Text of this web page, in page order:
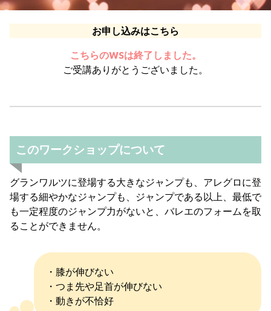
お申し込みはこちら
こちらのWSは終了しました。
ご受講ありがとうございました。
このワークショップについて
グランワルツに登場する大きなジャンプも、アレグロに登
場する細やかなジャンプも、ジャンプである以上、最低で
も一定程度のジャンプ力がないと、バレエのフォームを取
ることができません。
・膝が伸びない
・つま先や足首が伸びない
・動きが不恰好